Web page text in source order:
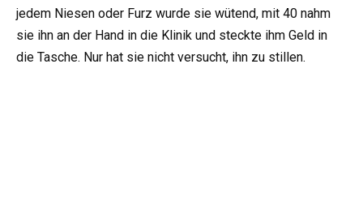
jedem Niesen oder Furz wurde sie wütend, mit 40 nahm
sie ihn an der Hand in die Klinik und steckte ihm Geld in
die Tasche. Nur hat sie nicht versucht, ihn zu stillen.